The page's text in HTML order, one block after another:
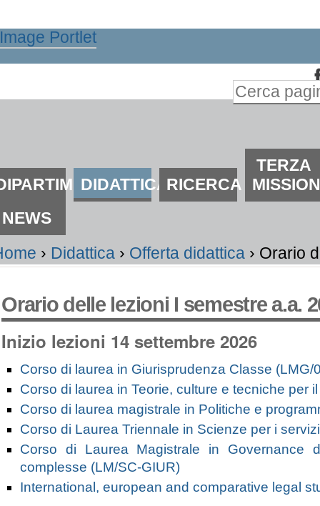
Inserire il
DIDATTICARICERCA
TERZA
NEWS
› Didattica › Offerta didattica › Orario
Orario delle lezioni I semestre a.a.
Inizio lezioni 14 settembre 2026
Corso di laurea in Giurisprudenza Classe (LMG/
Corso di laurea in Teorie, culture e tecniche per
Corso di laurea magistrale in Politiche e
Corso di Laurea Triennale in Scienze per i
Corso di Laurea Magistrale in Governance
complesse (LM/SC-GIUR)
International, european and comparative legal